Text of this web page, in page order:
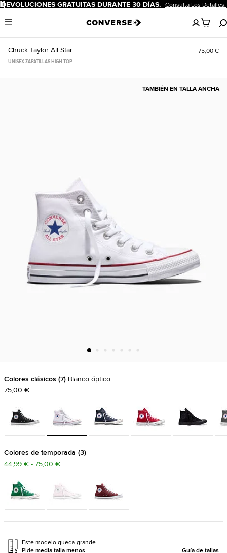
Pausar
DEVOLUCIONES GRATUITAS DURANTE 30 DÍAS. Consulta Los Detalles.
Menu
No
hay
artículos
tu
Chuck Taylor All Star 75,00 €
UNISEX ZAPATILLAS HIGH TOP
TAMBIÉN EN TALLA ANCHA
Colores clásicos 7 Blanco óptico
75,00 €
Colores de temporada 3
44,99 € - 75,00 €
Este modelo queda grande.
Pidemedia talla menos. Guía de tallas